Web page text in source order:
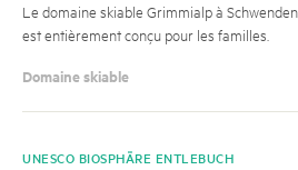
Le domaine skiable Grimmialp à
est entièrement conçu pour les familles.
Domaine skiable
UNESCO BIOSPHÄRE ENTLEBUCH